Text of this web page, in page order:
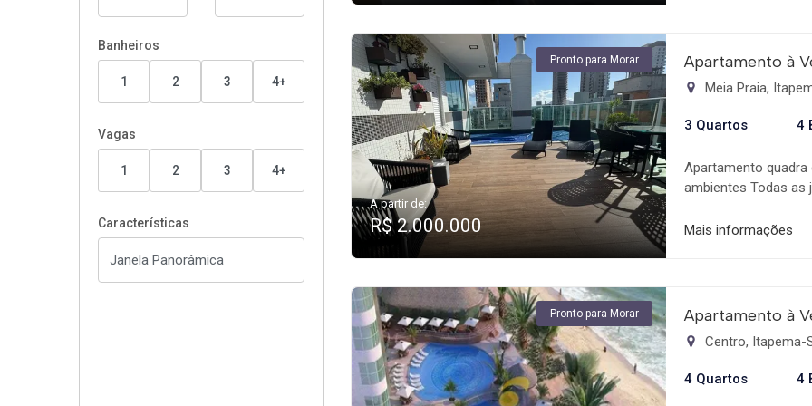
Banheiros
1 2 3 4+
Vagas
1 2 3 4+
Características
Pronto para Morar
A partir de:
R$ 2.000.000
Apartamento à
Meia Praia,
3 Quartos 4
Apartamento
ambientes Todas as
Sauna Sala de
Aquecimento de
Andar Alto Vista
Eletrônica Área de
Empreendimento
Mais informações
Pronto para Morar Apartamento à
Centro, Itapema-
4 Quartos 4